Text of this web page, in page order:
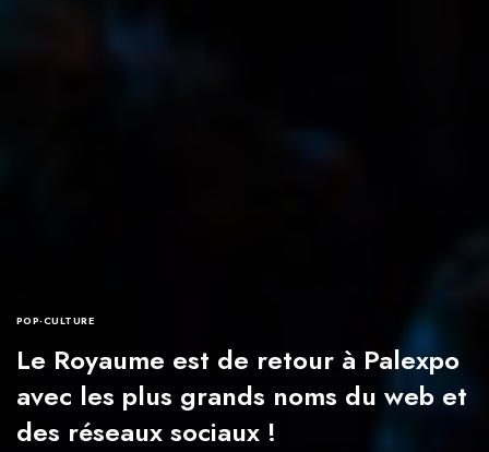
POP-CULTURE
Le Royaume est de retour à Palexpo
avec les plus grands noms du web et
des réseaux sociaux !